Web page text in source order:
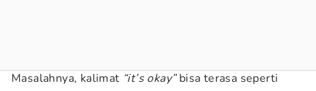
Masalahnya, kalimat “it’s okay”bisa terasa seperti